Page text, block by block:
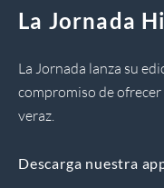
La Jornada
La Jornada lanza su
compromiso de
veraz.
Descarga nuestra